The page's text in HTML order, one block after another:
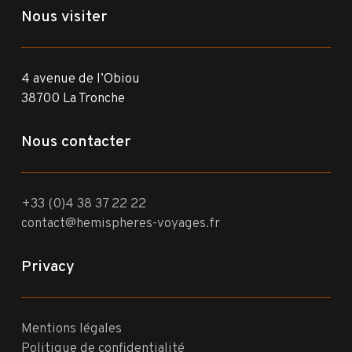
Nous visiter
4 avenue de l’Obiou
38700 La Tronche
Nous contacter
+33 (0)4 38 37 22 22
contact@hemispheres-voyages.fr
Privacy
Mentions légales